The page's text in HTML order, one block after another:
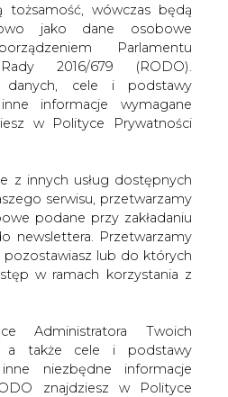
tożsamość, wówczas będą
jako dane osobowe
Parlamentu
2016/679 (RODO).
danych, cele i podstawy
informacje wymagane
w Polityce Prywatności
z innych usług dostępnych
serwisu, przetwarzamy
podane przy zakładaniu
newslettera. Przetwarzamy
pozostawiasz lub do których
w ramach korzystania z
Administratora Twoich
a także cele i podstawy
niezbędne informacje
znajdziesz w Polityce
GOSPODARKA /
Kurtyka: dla
zapewnienie obywatelom i
czystej energii
drukuj
skomentuj
udostępnij